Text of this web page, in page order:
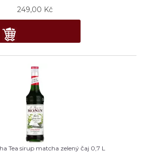
249,00 Kč
Tea sirup matcha zelený čaj 0,7 L